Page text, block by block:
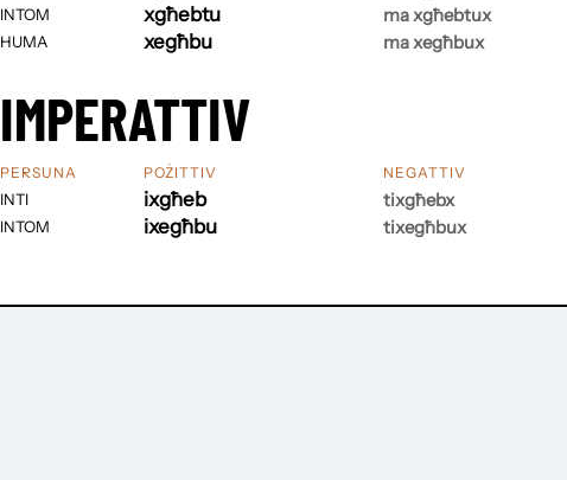
INTOM
HUMA
xgħebtu
xegħbu
ma xgħebtux
ma xegħbux
IMPERATTIV
PERSUNA
INTI
INTOM
POŻITTIV
ixgħeb
ixegħbu
NEGATTIV
tixgħebx
tixegħbux